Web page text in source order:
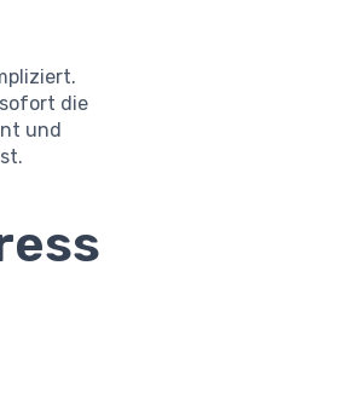
die
und